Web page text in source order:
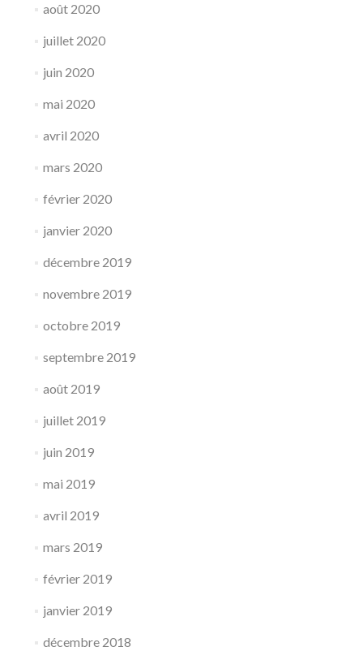
août 2020
juillet 2020
juin 2020
mai 2020
avril 2020
mars 2020
février 2020
janvier 2020
décembre 2019
novembre 2019
octobre 2019
septembre 2019
août 2019
juillet 2019
juin 2019
mai 2019
avril 2019
mars 2019
février 2019
janvier 2019
décembre 2018